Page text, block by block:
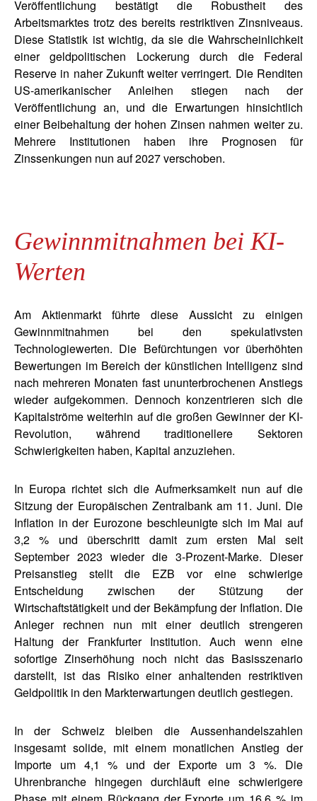
Veröffentlichung bestätigt die Robustheit des
Arbeitsmarktes trotz des bereits restriktiven Zinsniveaus.
Diese Statistik ist wichtig, da sie die Wahrscheinlichkeit
einer geldpolitischen Lockerung durch die Federal
Reserve in naher Zukunft weiter verringert. Die Renditen
US-amerikanischer Anleihen stiegen nach der
Veröffentlichung an, und die Erwartungen hinsichtlich
einer Beibehaltung der hohen Zinsen nahmen weiter zu.
Mehrere Institutionen haben ihre Prognosen für
Zinssenkungen nun auf 2027 verschoben.
Gewinnmitnahmen bei KI-
Werten
Am Aktienmarkt führte diese Aussicht zu einigen
Gewinnmitnahmen bei den spekulativsten
Technologiewerten. Die Befürchtungen vor überhöhten
Bewertungen im Bereich der künstlichen Intelligenz sind
nach mehreren Monaten fast ununterbrochenen Anstiegs
wieder aufgekommen. Dennoch konzentrieren sich die
Kapitalströme weiterhin auf die großen Gewinner der KI-
Revolution, während traditionellere Sektoren
Schwierigkeiten haben, Kapital anzuziehen.
In Europa richtet sich die Aufmerksamkeit nun auf die
Sitzung der Europäischen Zentralbank am 11. Juni. Die
Inflation in der Eurozone beschleunigte sich im Mai auf
3,2 % und überschritt damit zum ersten Mal seit
September 2023 wieder die 3-Prozent-Marke. Dieser
Preisanstieg stellt die EZB vor eine schwierige
Entscheidung zwischen der Stützung der
Wirtschaftstätigkeit und der Bekämpfung der Inflation. Die
Anleger rechnen nun mit einer deutlich strengeren
Haltung der Frankfurter Institution. Auch wenn eine
sofortige Zinserhöhung noch nicht das Basisszenario
darstellt, ist das Risiko einer anhaltenden restriktiven
Geldpolitik in den Markterwartungen deutlich gestiegen.
In der Schweiz bleiben die Aussenhandelszahlen
insgesamt solide, mit einem monatlichen Anstieg der
Importe um 4,1 % und der Exporte um 3 %. Die
Uhrenbranche hingegen durchläuft eine schwierigere